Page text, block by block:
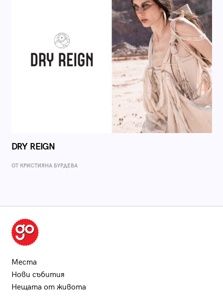
DRY REIGN
ОТ КРИСТИЯНА БУРДЕВА
Места
Нови събития
Нещата от живота